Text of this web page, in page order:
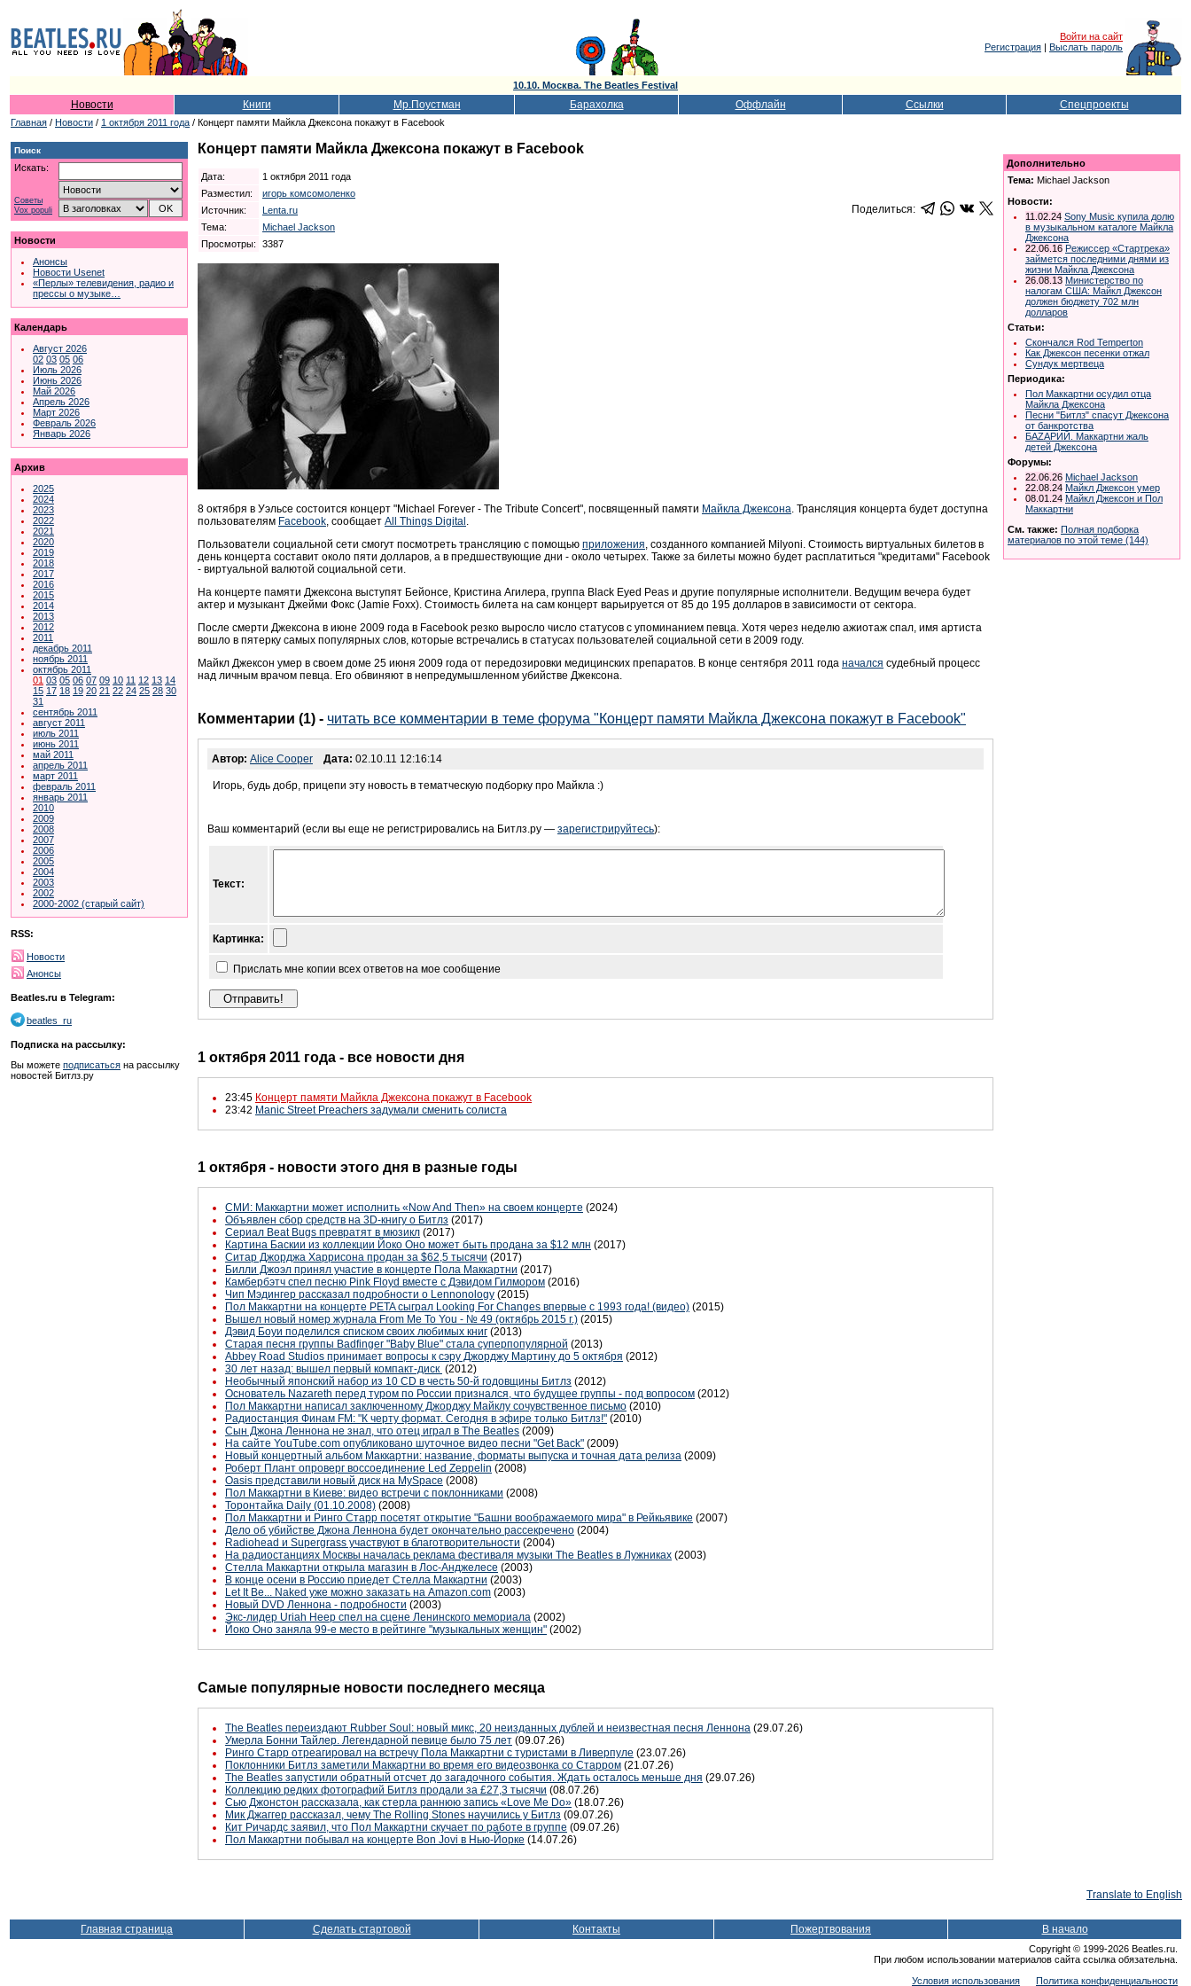
Войти на сайт
Регистрация | Выслать пароль
10.10. Москва. The Beatles Festival
Новости Книги Мр.Поустман Барахолка Оффлайн Ссылки Спецпроекты
Главная / Новости / 1 октября 2011 года / Концерт памяти Майкла Джексона покажут в Facebook
Поиск
Искать:
Советы
Vox populi
Новости
Анонсы
Новости Usenet
«Перлы» телевидения, радио и
прессы о музыке…
Календарь
Август 2026
02 03 05 06
Июль 2026
Июнь 2026
Май 2026
Апрель 2026
Март 2026
Февраль 2026
Январь 2026
Архив
2025
2024
2023
2022
2021
2020
2019
2018
2017
2016
2015
2014
2013
2012
2011
декабрь 2011
ноябрь 2011
октябрь 2011
01 03 05 06 07 09 10 11 12 13 14
15 17 18 19 20 21 22 24 25 28 30
31
сентябрь 2011
август 2011
июль 2011
июнь 2011
май 2011
апрель 2011
март 2011
февраль 2011
январь 2011
2010
2009
2008
2007
2006
2005
2004
2003
2002
2000-2002 (старый сайт)
RSS:
Новости
Анонсы
Beatles.ru в Telegram:
beatles_ru
Подписка на рассылку:
Вы можете подписаться на рассылку
новостей Битлз.ру
Концерт памяти Майкла Джексона покажут в Facebook
Дата:
1 октября 2011 года
Разместил:
игорь комсомоленко
Источник:
Lenta.ru
Тема:
Michael Jackson
Просмотры:
3387
Поделиться:
8 октября в Уэльсе состоится концерт "Michael Forever - The Tribute Concert", посвященный памяти Майкла Джексона . Трансляция концерта будет доступна
пользователям Facebook , сообщает All Things Digital
Пользователи социальной сети смогут посмотреть трансляцию с помощью приложения , созданного компанией Milyoni. Стоимость виртуальных билетов в
день концерта составит около пяти долларов, а в предшествующие дни - около четырех. Также за билеты можно будет расплатиться "кредитами" Facebook
- виртуальной валютой социальной сети.
На концерте памяти Джексона выступят Бейонсе, Кристина Агилера, группа Black Eyed Peas и другие популярные исполнители. Ведущим вечера будет
актер и музыкант Джейми Фокс (Jamie Foxx). Стоимость билета на сам концерт варьируется от 85 до 195 долларов в зависимости от сектора.
После смерти Джексона в июне 2009 года в Facebook резко выросло число статусов с упоминанием певца. Хотя через неделю ажиотаж спал, имя артиста
вошло в пятерку самых популярных слов, которые встречались в статусах пользователей социальной сети в 2009 году.
Майкл Джексон умер в своем доме 25 июня 2009 года от передозировки медицинских препаратов. В конце сентября 2011 года начался судебный процесс
над личным врачом певца. Его обвиняют в непредумышленном убийстве Джексона.
Комментарии (1) - читать все комментарии в теме форума "Концерт памяти Майкла Джексона покажут в Facebook"
Автор: Alice Cooper Дата: 02.10.11 12:16:14
Игорь, будь добр, прицепи эту новость в тематческую подборку про Майкла :)
Ваш комментарий (если вы еще не регистрировались на Битлз.ру — зарегистрируйтесь):
Текст:
Картинка:
Прислать мне копии всех ответов на мое сообщение
1 октября 2011 года - все новости дня
23:45 Концерт памяти Майкла Джексона покажут в Facebook
23:42 Manic Street Preachers задумали сменить солиста
1 октября - новости этого дня в разные годы
СМИ: Маккартни может исполнить «Now And Then» на своем концерте (2024)
Объявлен сбор средств на 3D-книгу о Битлз (2017)
Сериал Beat Bugs превратят в мюзикл (2017)
Картина Баскии из коллекции Йоко Оно может быть продана за $12 млн (2017)
Ситар Джорджа Харрисона продан за $62,5 тысячи (2017)
Билли Джоэл принял участие в концерте Пола Маккартни (2017)
Камбербэтч спел песню Pink Floyd вместе с Дэвидом Гилмором (2016)
Чип Мэдингер рассказал подробности о Lennonology (2015)
Пол Маккартни на концерте PETA сыграл Looking For Changes впервые с 1993 года! (видео) (2015)
Вышел новый номер журнала From Me To You - № 49 (октябрь 2015 г.) (2015)
Дэвид Боуи поделился списком своих любимых книг (2013)
Старая песня группы Badfinger "Baby Blue" стала суперпопулярной (2013)
Abbey Road Studios принимает вопросы к сэру Джорджу Мартину до 5 октября (2012)
30 лет назад: вышел первый компакт-диск (2012)
Необычный японский набор из 10 CD в честь 50-й годовщины Битлз (2012)
Основатель Nazareth перед туром по России признался, что будущее группы - под вопросом (2012)
Пол Маккартни написал заключенному Джорджу Майклу сочувственное письмо (2010)
Радиостанция Финам FM: "К черту формат. Сегодня в эфире только Битлз!" (2010)
Сын Джона Леннона не знал, что отец играл в The Beatles (2009)
На сайте YouTube.com опубликовано шуточное видео песни "Get Back" (2009)
Новый концертный альбом Маккартни: название, форматы выпуска и точная дата релиза (2009)
Роберт Плант опроверг воссоединение Led Zeppelin (2008)
Oasis представили новый диск на MySpace (2008)
Пол Маккартни в Киеве: видео встречи с поклонниками (2008)
Торонтайка Daily (01.10.2008) (2008)
Пол Маккартни и Ринго Старр посетят открытие "Башни воображаемого мира" в Рейкьявике (2007)
Дело об убийстве Джона Леннона будет окончательно рассекречено (2004)
Radiohead и Supergrass участвуют в благотворительности (2004)
На радиостанциях Москвы началась реклама фестиваля музыки The Beatles в Лужниках (2003)
Стелла Маккартни открыла магазин в Лос-Анджелесе (2003)
В конце осени в Россию приедет Стелла Маккартни (2003)
Let It Be... Naked уже можно заказать на Amazon.com (2003)
Новый DVD Леннона - подробности (2003)
Экс-лидер Uriah Heep спел на сцене Ленинского мемориала (2002)
Йоко Оно заняла 99-е место в рейтинге "музыкальных женщин" (2002)
Самые популярные новости последнего месяца
The Beatles переиздают Rubber Soul: новый микс, 20 неизданных дублей и неизвестная песня Леннона (29.07.26)
Умерла Бонни Тайлер. Легендарной певице было 75 лет (09.07.26)
Ринго Старр отреагировал на встречу Пола Маккартни с туристами в Ливерпуле (23.07.26)
Поклонники Битлз заметили Маккартни во время его видеозвонка со Старром (21.07.26)
The Beatles запустили обратный отсчет до загадочного события. Ждать осталось меньше дня (29.07.26)
Коллекцию редких фотографий Битлз продали за £27,3 тысячи (08.07.26)
Сью Джонстон рассказала, как стерла раннюю запись «Love Me Do» (18.07.26)
Мик Джаггер рассказал, чему The Rolling Stones научились у Битлз (09.07.26)
Кит Ричардс заявил, что Пол Маккартни скучает по работе в группе (09.07.26)
Пол Маккартни побывал на концерте Bon Jovi в Нью-Йорке (14.07.26)
Дополнительно
Тема: Michael Jackson
Новости:
11.02.24 Sony Music купила долю
в музыкальном каталоге Майкла
Джексона
22.06.16 Режиссер «Стартрека»
займется последними днями из
жизни Майкла Джексона
26.08.13 Министерство по
налогам США: Майкл Джексон
должен бюджету 702 млн
долларов
Статьи:
Скончался Rod Temperton
Как Джексон песенки отжал
Сундук мертвеца
Периодика:
Пол Маккартни осудил отца
Майкла Джексона
Песни "Битлз" спасут Джексона
от банкротства
БАZАРИЙ. Маккартни жаль
детей Джексона
Форумы:
22.06.26 Michael Jackson
22.08.24 Майкл Джексон умер
08.01.24 Майкл Джексон и Пол
Маккартни
См. также: Полная подборка
материалов по этой теме (144)
Translate to English
Главная страница Сделать стартовой Контакты Пожертвования В начало
Copyright © 1999-2026 Beatles.ru.
При любом использовании материалов сайта ссылка обязательна.
Условия использования
Политика конфиденциальности